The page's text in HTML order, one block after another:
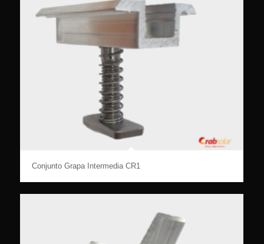
Conjunto Grapa Intermedia CR1